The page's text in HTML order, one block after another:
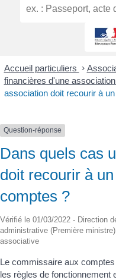
Accueil particuliers >
financières d'une association
association doit recourir à
Question-réponse
Dans quels cas
doit recourir à
comptes ?
Vérifié le 01/03/2022 - Direction
administrative (Première
associative
Le commissaire aux
les règles de fonctionnement